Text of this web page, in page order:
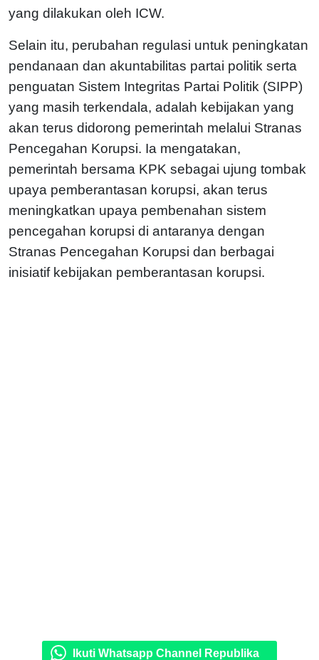
yang dilakukan oleh ICW.
Selain itu, perubahan regulasi untuk peningkatan
pendanaan dan akuntabilitas partai politik serta
penguatan Sistem Integritas Partai Politik (SIPP)
yang masih terkendala, adalah kebijakan yang
akan terus didorong pemerintah melalui Stranas
Pencegahan Korupsi. Ia mengatakan,
pemerintah bersama KPK sebagai ujung tombak
upaya pemberantasan korupsi, akan terus
meningkatkan upaya pembenahan sistem
pencegahan korupsi di antaranya dengan
Stranas Pencegahan Korupsi dan berbagai
inisiatif kebijakan pemberantasan korupsi.
Ikuti Whatsapp Channel Republika